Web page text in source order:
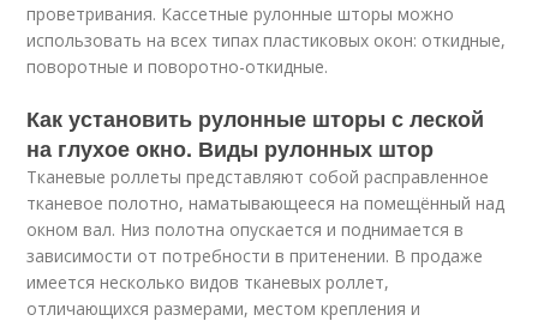
проветривания. Кассетные рулонные шторы можно
использовать на всех типах пластиковых окон: откидные,
поворотные и поворотно-откидные.
Как установить рулонные шторы с леской
на глухое окно. Виды рулонных штор
Тканевые роллеты представляют собой расправленное
тканевое полотно, наматывающееся на помещённый над
окном вал. Низ полотна опускается и поднимается в
зависимости от потребности в притенении. В продаже
имеется несколько видов тканевых роллет,
отличающихся размерами, местом крепления и